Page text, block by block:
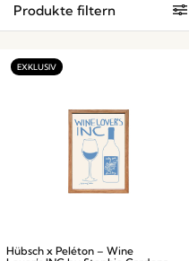
das perfekte i-
umfangreichen
erwecken Sie
Produkte filtern
Hübsch x Peléton – Wine